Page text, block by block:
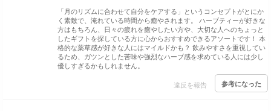
「月のリズムに合わせて自分をケアする」というコンセプトがとにか
く素敵で、淹れている時間から癒やされます。 ハーブティーが好きな
方はもちろん、日々の疲れを癒やしたい方や、大切な人へのちょっと
したギフトを探している方に心からおすすめできるアソートです！ 本
格的な薬草感が好きな人にはマイルドかも？ 飲みやすさを重視してい
るため、ガツンとした苦味や強烈なハーブ感を求めている人には少し
優しすぎるかもしれません。
違反を報告 参考になった